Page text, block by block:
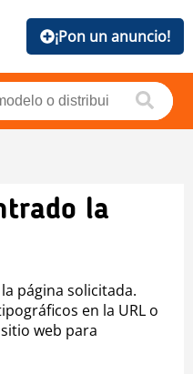
¡Pon un anuncio!
la
página solicitada.
en la URL o
web para